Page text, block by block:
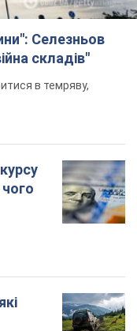
Селезньов
складів"
в темряву,